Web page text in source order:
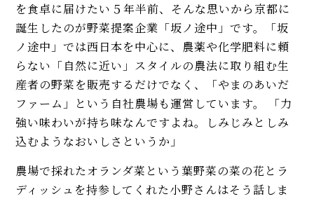
を食卓に届けたい――５年半前、そんな思いから京都に
誕生したのが野菜提案企業「坂ノ途中」です。「坂
ノ途中」では西日本を中心に、農薬や化学肥料に頼
らない「自然に近い」スタイルの農法に取り組む生
産者の野菜を販売するだけでなく、「やまのあいだ
ファーム」という自社農場も運営しています。 「力
強い味わいが持ち味なんですよね。しみじみとしみ
込むようなおいしさというか」
農場で採れたオランダ菜という葉野菜の菜の花とラ
ディッシュを持参してくれた小野さんはそう話しま